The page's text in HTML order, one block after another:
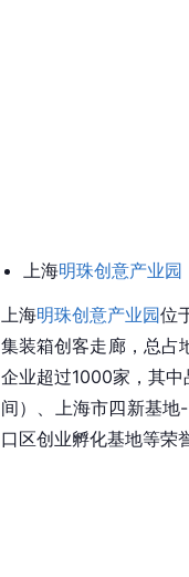
上海明珠创意产业园
上海明珠创意产业园位
集装箱创客走廊，总占
企业超过1000家，其
间）、上海市四新基
口区创业孵化基地等荣